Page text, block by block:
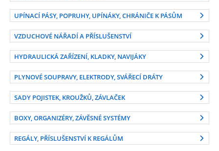
UPÍNACÍ PÁSY, POPRUHY, UPÍNÁKY, CHRÁNIČE K PÁSŮM
VZDUCHOVÉ NÁŘADÍ A PŘÍSLUŠENSTVÍ
HYDRAULICKÁ ZAŘÍZENÍ, KLADKY, NAVIJÁKY
PLYNOVÉ SOUPRAVY, ELEKTRODY, SVÁŘECÍ DRÁTY
SADY POJISTEK, KROUŽKŮ, ZÁVLAČEK
BOXY, ORGANIZÉRY, ZÁVĚSNÉ SYSTÉMY
REGÁLY, PŘÍSLUŠENSTVÍ K REGÁLŮM